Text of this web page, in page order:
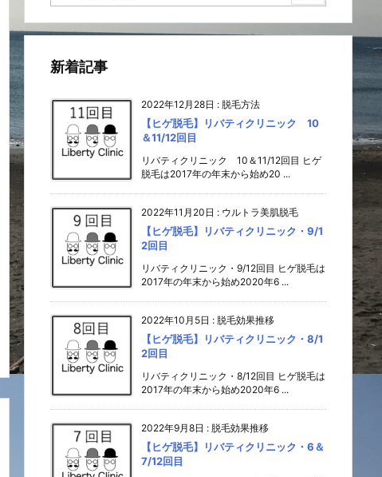
新着記事
2022年12月28日 : 脱毛方法
【ヒゲ脱毛】リバティクリニック 10
＆11/12回目
リバティクリニック 10＆11/12回目 ヒゲ
脱毛は2017年の年末から始め20 ...
2022年11月20日 : ウルトラ美肌脱毛
【ヒゲ脱毛】リバティクリニック・9/1
2回目
リバティクリニック・9/12回目 ヒゲ脱毛は
2017年の年末から始め2020年6 ...
2022年10月5日 : 脱毛効果推移
【ヒゲ脱毛】リバティクリニック・8/1
2回目
リバティクリニック・8/12回目 ヒゲ脱毛は
2017年の年末から始め2020年6 ...
2022年9月8日 : 脱毛効果推移
【ヒゲ脱毛】リバティクリニック・6＆
7/12回目